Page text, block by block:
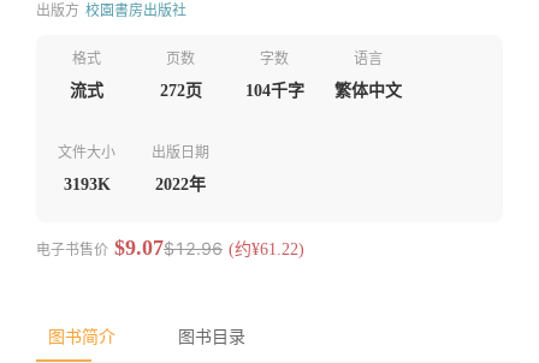
出版方 校園書房出版社
格式
流式
页数
272页
字数
104千字
语言
繁体中文
文件大小
3193K
出版日期
2022年
电子书售价 $9.07$12.96 (约¥61.22)
图书简介 图书目录